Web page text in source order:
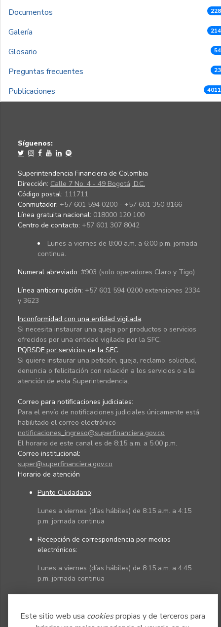
Este sitio web usa cookiespropias y de terceros para
Documentos
Galería
Glosario
Preguntas frecuentes
Publicaciones
Síguenos:
Superintendencia Financiera de Colombia
Dirección: Calle 7 No. 4 - 49 Bogotá, D.C.
Código postal: 111711
Conmutador: +57 601 594 0200 - +57 601 350 8166
Línea gratuita nacional: 018000 120 100
Centro de contacto: +57 601 307 8042
Lunes a viernes de 8:00 a.m. a 6:00 p.m. jornada
continua.
Numeral abreviado: #903 (solo operadores Claro y Tigo)
Línea anticorrupción: +57 601 594 0200 extensiones 2334
y 3623
Inconformidad con una entidad vigilada:
Si necesita instaurar una queja por productos o servicios
ofrecidos por una entidad vigilada por la SFC.
PQRSDF por servicios de la SFC:
Si quiere instaurar una petición, queja, reclamo, solicitud,
denuncia o felicitación con relación a los servicios o a la
atención de esta Superintendencia.
Correo para notificaciones judiciales:
Para el envío de notificaciones judiciales únicamente está
habilitado el correo electrónico
notificaciones_ingreso@superfinanciera.gov.co
El horario de este canal es de 8:15 a.m. a 5:00 p.m.
Correo institucional:
super@superfinanciera.gov.co
Horario de atención
Punto Ciudadano:
Lunes a viernes (días hábiles) de 8:15 a.m. a 4:15
p.m. jornada continua
Recepción de correspondencia por medios
electrónicos:
Lunes a viernes (días hábiles) de 8:15 a.m. a 4:45
p.m. jornada continua